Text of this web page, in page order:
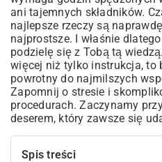
ani tajemnych składników.
najlepsze rzeczy są naprawdę
najprostsze. I właśnie
podzielę się z Tobą tą
więcej niż tylko instrukcja, to
powrotny do najmilszych
Zapomnij o stresie i
procedurach. Zaczynamy
deserem, który zawsze się
Spis treści